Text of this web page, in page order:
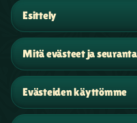
Esittely
Mitä evästeet ja
Evästeiden käyttömme